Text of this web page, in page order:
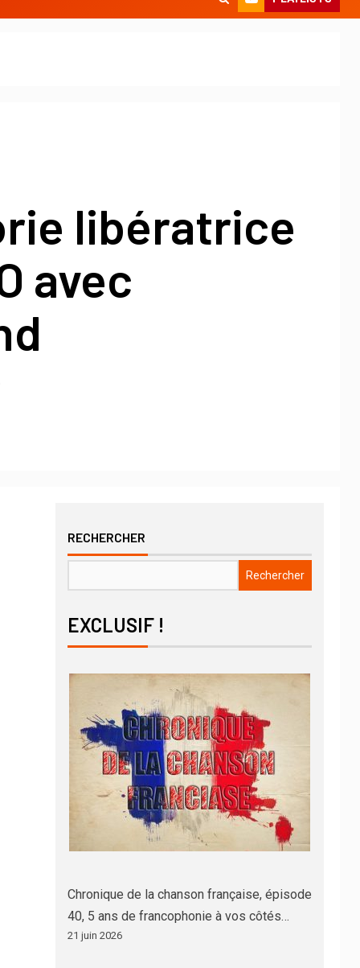
libératrice
avec
RECHERCHER
Rechercher
EXCLUSIF !
Chronique de la chanson française, épisode
40, 5 ans de francophonie à vos côtés…
21 juin 2026